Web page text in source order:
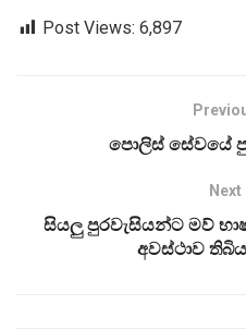
Post Views: 6,897
පොලිස් සේවයේ
සියලු පුරවැසියන්ට මව්
අවස්ථාව